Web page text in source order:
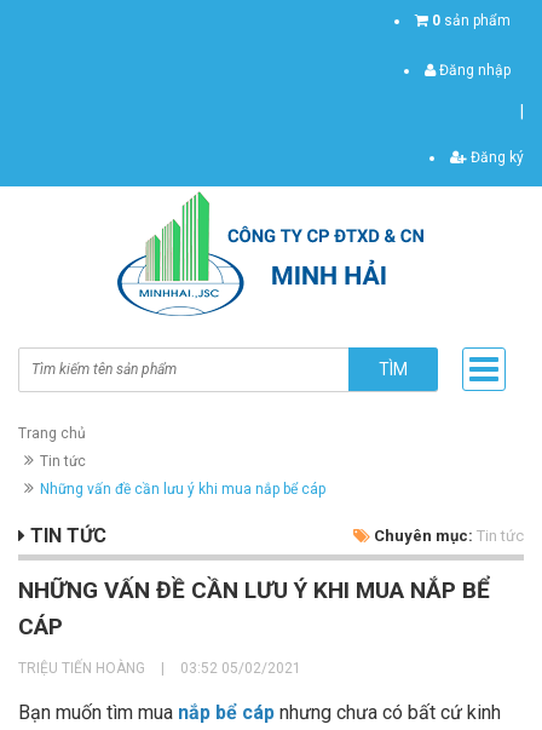
0 sản phẩm
Đăng nhập
Đăng ký
TÌM
Trang chủ
Tin tức
Những vấn đề cần lưu ý khi mua nắp bể cáp
TIN TỨC Chuyên mục: Tin tức
NHỮNG VẤN ĐỀ CẦN LƯU Ý KHI MUA NẮP BỂ
CÁP
TRIỆU TIẾN HOÀNG 03:52 05/02/2021
Bạn muốn tìm mua nắp bể cáp nhưng chưa có bất cứ kinh